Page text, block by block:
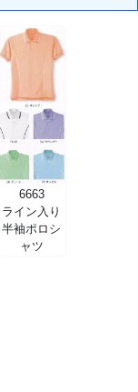
6663
ライン入り
半袖ポロシ
ャツ